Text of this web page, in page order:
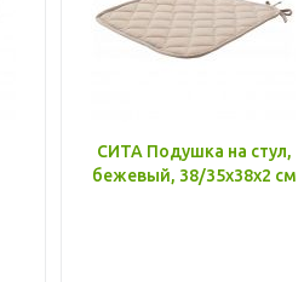
СИТА Подушка на стул,
бежевый, 38/35x38x2 см